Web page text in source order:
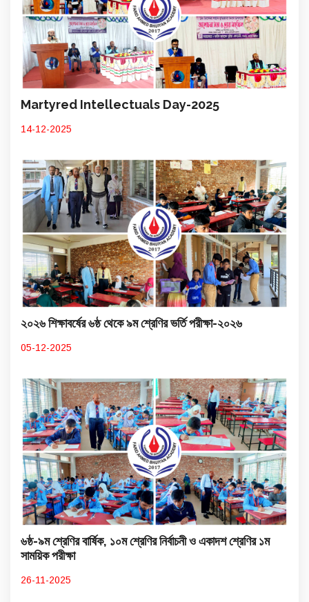
Martyred Intellectuals Day-2025
14-12-2025
২০২৬ শিক্ষাবর্ষের ৬ষ্ঠ থেকে ৯ম শ্রেণির ভর্তি পরীক্ষা-২০২৬
05-12-2025
৬ষ্ঠ-৯ম শ্রেণির বার্ষিক, ১০ম শ্রেণির নির্বাচনী ও একাদশ শ্রেণির ১ম
সাময়িক পরীক্ষা
26-11-2025